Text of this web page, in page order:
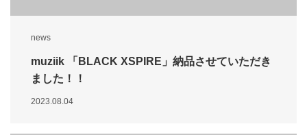
news
muziik 「BLACK XSPIRE」納品させていただき
ました！！
2023.08.04